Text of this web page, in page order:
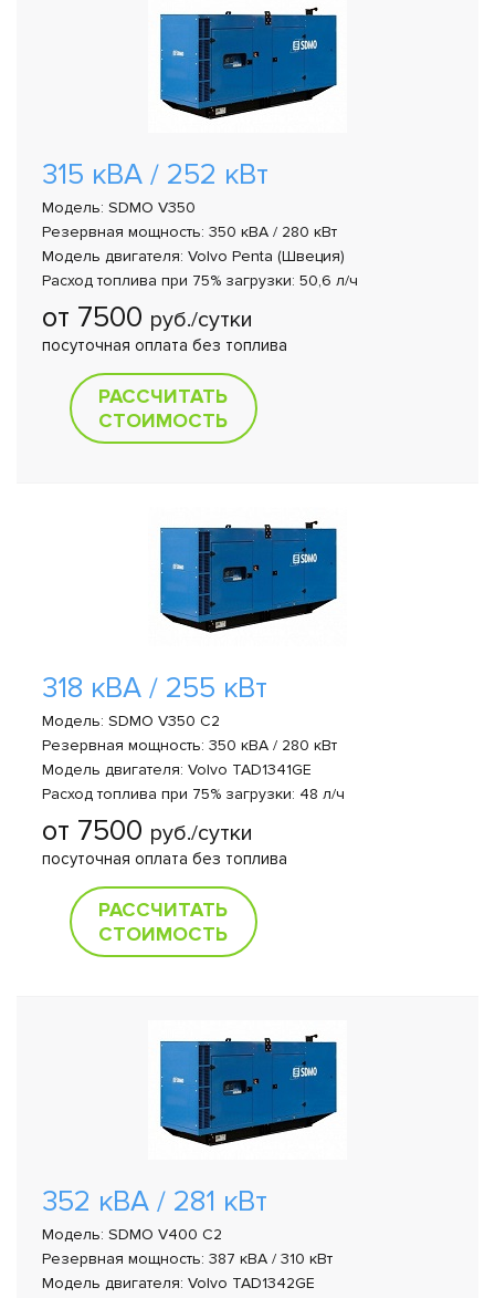
315 кВА / 252 кВт
Модель: SDMO V350
Резервная мощность: 350 кВА / 280 кВт
Модель двигателя: Volvo Penta (Швеция)
Расход топлива при 75% загрузки: 50,6 л/ч
от 7500 руб./сутки
посуточная оплата без топлива
РАССЧИТАТЬ
СТОИМОСТЬ
318 кВА / 255 кВт
Модель: SDMO V350 C2
Резервная мощность: 350 кВА / 280 кВт
Модель двигателя: Volvo TAD1341GE
Расход топлива при 75% загрузки: 48 л/ч
от 7500 руб./сутки
посуточная оплата без топлива
РАССЧИТАТЬ
СТОИМОСТЬ
352 кВА / 281 кВт
Модель: SDMO V400 C2
Резервная мощность: 387 кВА / 310 кВт
Модель двигателя: Volvo TAD1342GE